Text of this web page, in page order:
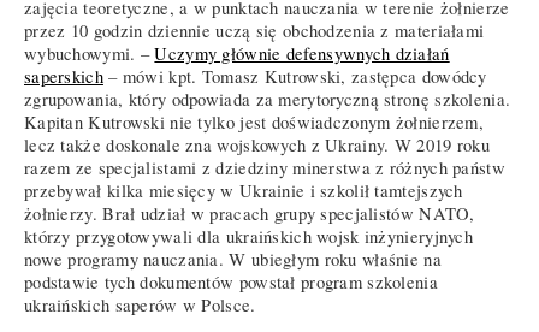
zajęcia teoretyczne, a w punktach nauczania w terenie żołnierze
przez 10 godzin dziennie uczą się obchodzenia z materiałami
wybuchowymi. –Uczymy głównie defensywnych działań
saperskich– mówi kpt. Tomasz Kutrowski, zastępca dowódcy
zgrupowania, który odpowiada za merytoryczną stronę szkolenia.
Kapitan Kutrowski nie tylko jest doświadczonym żołnierzem,
lecz także doskonale zna wojskowych z Ukrainy. W 2019 roku
razem ze specjalistami z dziedziny minerstwa z różnych państw
przebywał kilka miesięcy w Ukrainie i szkolił tamtejszych
żołnierzy. Brał udział w pracach grupy specjalistów NATO,
którzy przygotowywali dla ukraińskich wojsk inżynieryjnych
nowe programy nauczania. W ubiegłym roku właśnie na
podstawie tych dokumentów powstał program szkolenia
ukraińskich saperów w Polsce.